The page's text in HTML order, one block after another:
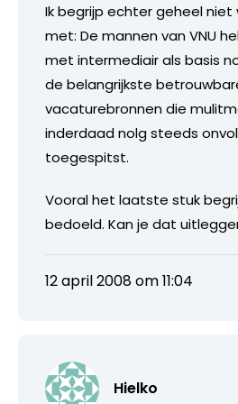
Ik begrijp echter geheel
met: De mannen van VNU
met intermediair als basis
de belangrijkste
vacaturebronnen die
inderdaad nolg steeds
toegespitst.
Vooral het laatste stuk
bedoeld. Kan je dat
12 april 2008 om 11:04
Hielko